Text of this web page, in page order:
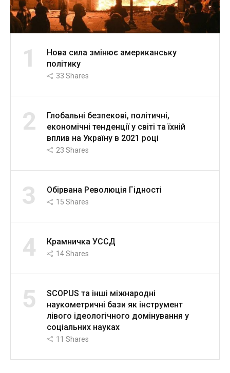
1
Нова сила змінює американську
політику
33 Shares
2
Глобальні безпекові, політичні,
економічні тенденції у світі та їхній
вплив на Україну в 2021 році
23 Shares
3 Обірвана Революція Гідності
15 Shares
4 Крамничка УССД
14Shares
5
SCOPUS та інші міжнародні
наукометричні бази як інструмент
лівого ідеологічного домінування у
соціальних науках
11 Shares